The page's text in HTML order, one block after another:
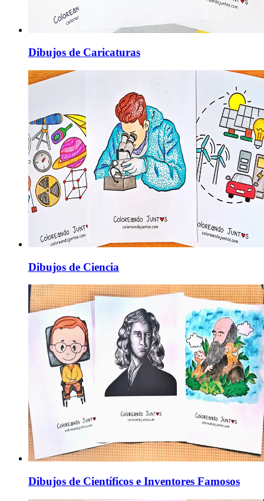
Dibujos de Caricaturas
Dibujos de Ciencia
Dibujos de Científicos e Inventores Famosos